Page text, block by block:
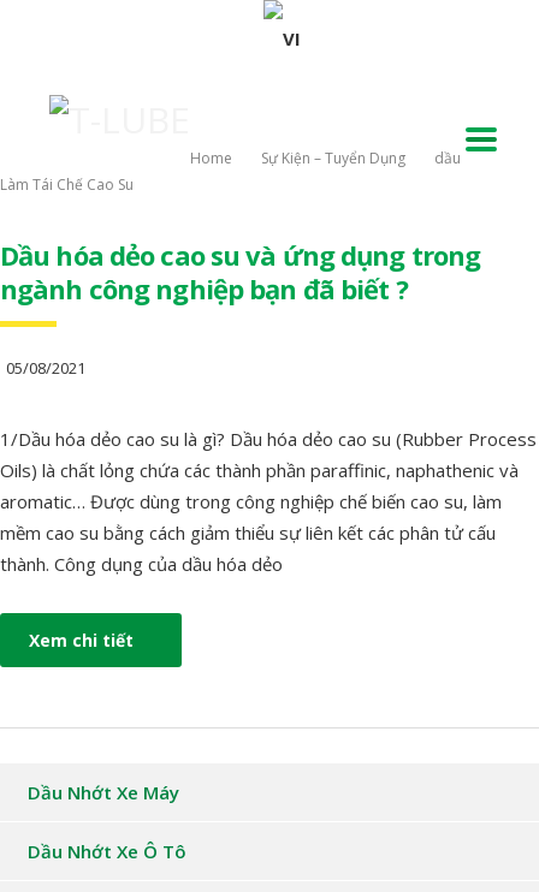
Home Sự Kiện – Tuyển Dụng
Dầu
Làm Tái Chế Cao Su
Dầu hóa dẻo cao su và ứng dụng trong
ngành công nghiệp bạn đã biết ?
05/08/2021
1/Dầu hóa dẻo cao su là gì? Dầu hóa dẻo cao su (Rubber Process
Oils) là chất lỏng chứa các thành phần paraffinic, naphathenic và
aromatic… Được dùng trong công nghiệp chế biến cao su, làm
mềm cao su bằng cách giảm thiểu sự liên kết các phân tử cấu
thành. Công dụng của dầu hóa dẻo
Xem chi tiết
Dầu Nhớt Xe Máy
Dầu Nhớt Xe Ô Tô